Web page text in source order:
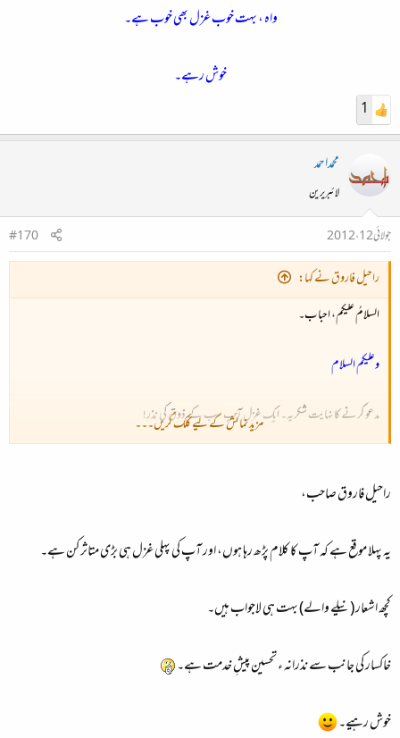
واہ ، بہت خوب غزل بھی خوب ہے۔
خوش رہے۔
1
محمداحمد
لائبریرین
جولائی 12، 2012
#170
راحیل فاروق نے کہا:
السلامُ علیکم، احباب۔
وعلیکم السلام
مدعو کرنے کا نہایت شکریہ۔ ایک غزل آپ سب کے ذوق کی نذر!
عشق اکیسویں صدی میں ہے
وہی راہیں، وہی نشیب و فراز
اس نے پھر سنگِ آستاں بدلا
مزید نمائش کے لیے کلک کریں۔۔۔
راحیل فاروق صاحب،
یہ پہلا موقع ہے کہ آپ کا کلام پڑھ رہا ہوں، اور آپ کی پہلی غزل ہی بڑی متاثر کن ہے۔
کچھ اشعار (نیلے والے) بہت ہی لاجواب ہیں۔
خاکسار کی جانب سے نذرانہ ء تحسین پیشِ خدمت ہے۔
خوش رہیے۔